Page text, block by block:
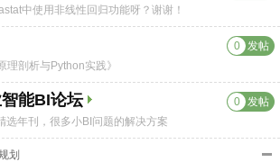
中使用非线性回归功能呀？谢谢！
发帖
0
理剖析与Python实践》
能BI论坛 发帖
0
选年刊，很多小BI问题的解决方案
划